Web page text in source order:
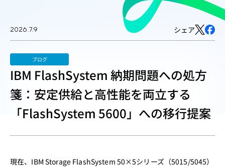
2026.7.9 シェア
ブログ
IBM FlashSystem 納期問題への処方
箋：安定供給と高性能を両立する
「FlashSystem 5600」への移行提案
現在、IBM Storage FlashSystem 50×5シリーズ（5015/5045）